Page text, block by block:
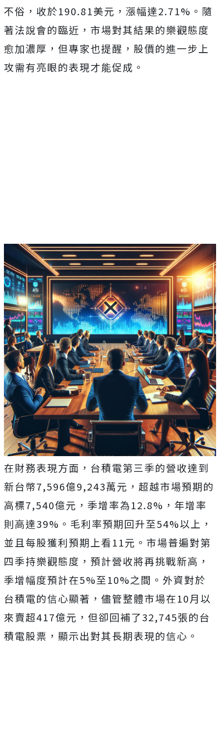
不俗，收於190.81美元，漲幅達2.71%。隨
著法說會的臨近，市場對其結果的樂觀態度
愈加濃厚，但專家也提醒，股價的進一步上
攻需有亮眼的表現才能促成。
在財務表現方面，台積電第三季的營收達到
新台幣7,596億9,243萬元，超越市場預期的
高標7,540億元，季增率為12.8%，年增率
則高達39%。毛利率預期回升至54%以上，
並且每股獲利預期上看11元。市場普遍對第
四季持樂觀態度，預計營收將再挑戰新高，
季增幅度預計在5%至10%之間。外資對於
台積電的信心顯著，儘管整體市場在10月以
來賣超417億元，但卻回補了32,745張的台
積電股票，顯示出對其長期表現的信心。